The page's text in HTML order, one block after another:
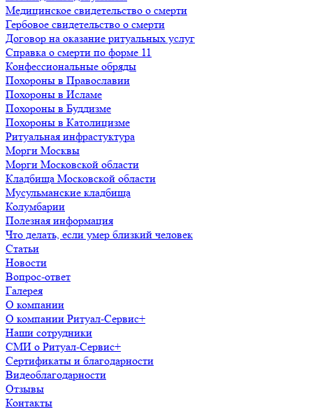
Медицинское свидетельство о смерти
Гербовое свидетельство о смерти
Договор на оказание ритуальных услуг
Справка о смерти по форме 11
Конфессиональные обряды
Похороны в Православии
Похороны в Исламе
Похороны в Буддизме
Похороны в Католицизме
Ритуальная инфрастуктура
Морги Москвы
Морги Московской области
Кладбища Московской области
Мусульманские кладбища
Колумбарии
Полезная информация
Что делать, если умер близкий человек
Статьи
Новости
Вопрос-ответ
Галерея
О компании
О компании Ритуал-Сервис+
Наши сотрудники
СМИ о Ритуал-Сервис+
Сертификаты и благодарности
Видеоблагодарности
Отзывы
Контакты